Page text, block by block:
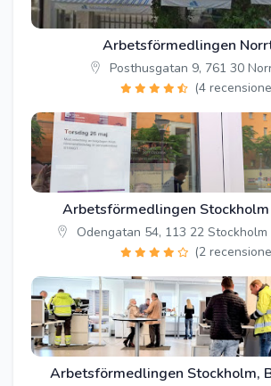
Arbetsförmedlingen
Posthusgatan 9, 761 30
(4
Arbetsförmedlingen
Odengatan 54, 113 22
(2
Arbetsförmedlingen Stockholm,